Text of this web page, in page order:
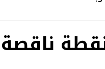
ناقصة